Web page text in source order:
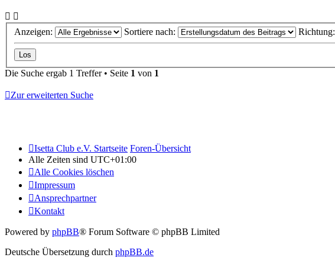
Anzeigen: Sortiere nach: Richtung:
Die Suche ergab 1 Treffer • Seite 1 von 1
Zur erweiterten Suche
Isetta Club e.V. Startseite Foren-Übersicht
Alle Zeiten sind UTC+01:00
Alle Cookies löschen
Impressum
Ansprechpartner
Kontakt
Powered by phpBB® Forum Software © phpBB Limited
Deutsche Übersetzung durch phpBB.de